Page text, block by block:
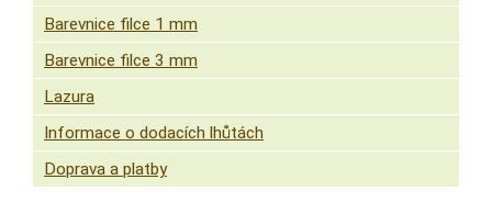
Barevnice filce 1 mm
Barevnice filce 3 mm
Lazura
Informace o dodacích lhůtách
Doprava a platby